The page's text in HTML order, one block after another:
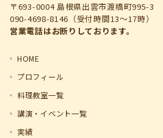
〒693-0004 島根県出雲市渡橋町995-3
090-4698-8146（受付時間13～17時）
営業電話はお断りしております。
HOME
プロフィール
料理教室一覧
講演・イベント一覧
実績